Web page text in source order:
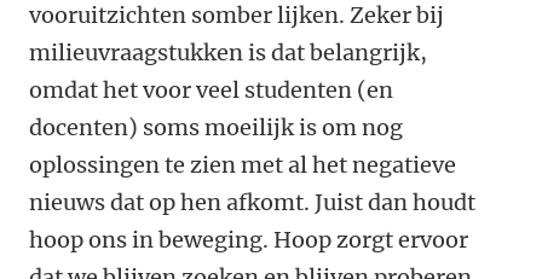
vooruitzichten somber lijken. Zeker bij
milieuvraagstukken is dat belangrijk,
omdat het voor veel studenten (en
docenten) soms moeilijk is om nog
oplossingen te zien met al het negatieve
nieuws dat op hen afkomt. Juist dan houdt
hoop ons in beweging. Hoop zorgt ervoor